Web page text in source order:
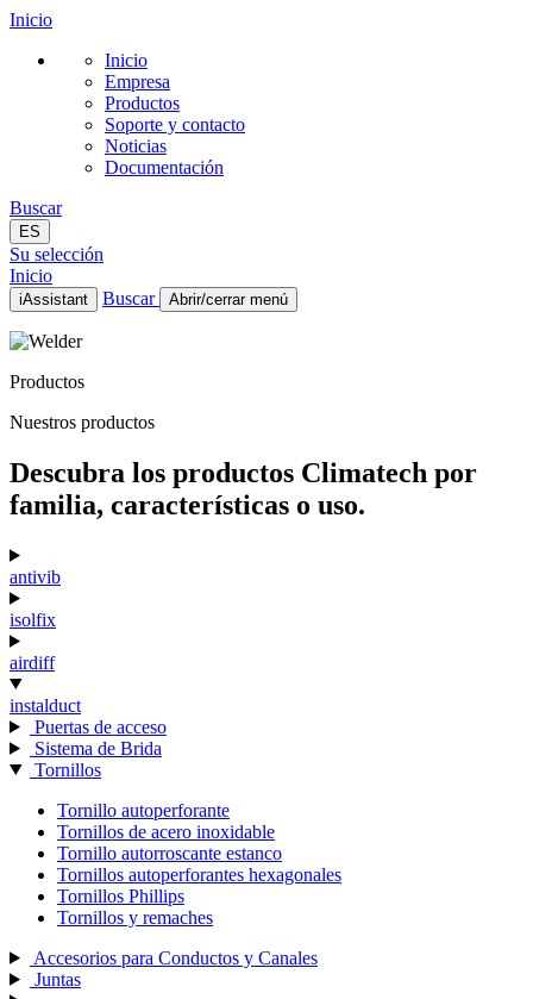
Inicio
Inicio
Empresa
Productos
Soporte y contacto
Noticias
Documentación
Buscar
ES
Su selección
Inicio
iAssistant Buscar Abrir/cerrar menú
Inicio
Productos
Noticias
ES
Productos
Nuestros productos
Descubra los productos Climatech por
familia, características o uso.
antivib
isolfix
airdiff
instalduct
Puertas de acceso
Sistema de Brida
Tornillos
Tornillo autoperforante
Tornillos de acero inoxidable
Tornillo autorroscante estanco
Tornillos autoperforantes hexagonales
Tornillos Phillips
Tornillos y remaches
Accesorios para Conductos y Canales
Juntas